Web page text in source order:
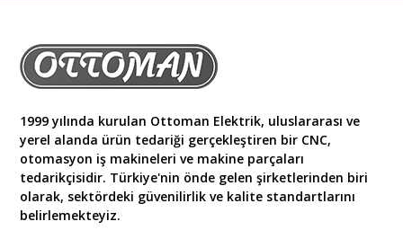
1999 yılında kurulan Ottoman Elektrik, uluslararası ve
yerel alanda ürün tedariği gerçekleştiren bir CNC,
otomasyon iş makineleri ve makine parçaları
tedarikçisidir. Türkiye'nin önde gelen şirketlerinden biri
olarak, sektördeki güvenilirlik ve kalite standartlarını
belirlemekteyiz.